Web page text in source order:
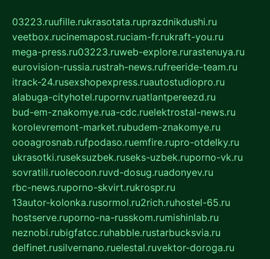
03223.ruufille.rukrasotata.ruprazdnikdushi.ru
veetbox.rucinemapost.ruciam-fr.rukraft-you.ru
mega-press.ru03223.ruweb-explore.rurastenuya.ru
eurovision-russia.rustrah-news.rufreeride-team.ru
itrack-24.rusexshopexpress.ruautostudiopro.ru
alabuga-cityhotel.rupornv.ruatlantpereezd.ru
bud-em-znakomye.rua-cdc.ruelektrostal-news.ru
korolevremont-market.rubudem-znakomye.ru
oooagrosnab.rufpodaso.ruemfire.rupro-otdelky.ru
ukrasotki.ruseksuzbek.ruseks-uzbek.ruporno-vk.ru
sovratili.ruolecoon.ruvd-dosug.ruadonyev.ru
rbc-news.ruporno-skvirt.rukrospr.ru
13autor-kolonka.rusormol.ru2rich.ruhostel-65.ru
hostserve.ruporno-na-russkom.rumishinlab.ru
neznobi.rubigfatcc.ruhabble.rustarbucksvia.ru
delfinet.rusilvernano.ruelestal.ruvektor-doroga.ru